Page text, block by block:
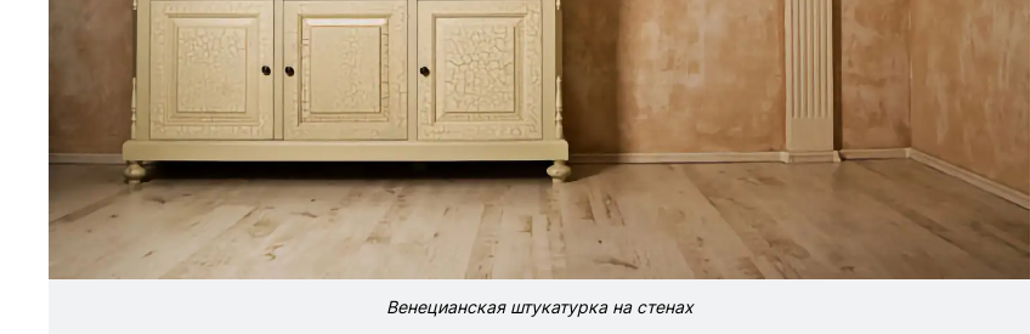
Венецианская штукатурка на стенах